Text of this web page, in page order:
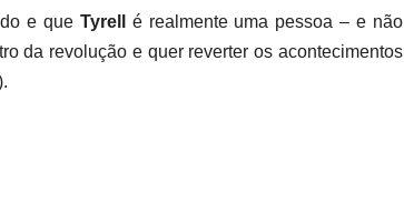
e que Tyrell
é realmente uma pessoa – e não
da revolução e quer reverter os acontecimentos